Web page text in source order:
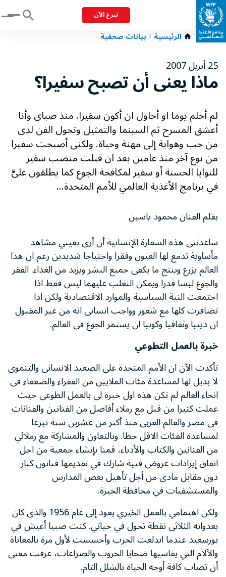
تبرع الآن Menu
الرئيسية بيانات صحفية
25 أبريل 2007
ماذا يعنى أن تصبح سفيرا؟
لم أحلم يوما او أحاول ان أكون سفيرا. منذ صباى وأنا
أعشق المسرح ثم السينما والتمثيل وتحول الفن لدى
من حب وهواية إلى مهنة وحياة. ولكنى أصبحت سفيرا
من نوع آخر منذ عامين بعد ان قبلت منصب سفير
للنوايا الحسنة أو سفير لمكافحة الجوع كما يطلقون علىَّ
في برنامج الأغذية العالمي للأمم المتحدة...
بقلم الفنان محمود ياسين
ساعدتنى هذه السفارة الإنسانية أن أرى بعيني مشاهد
مأساوية تدمع لها العيون وفقرا واحتياجا شديدين رغم ان هذا
العالم يزرع وينتج ما يكفى جميع البشر ويزيد من الغذاء. الفقر
والجوع ليسا قدرا ويمكن التغلب عليهما ليس فقط اذا
اجتمعت النية السياسية والموارد الاقتصادية ولكن اذا
تضافرت كلها مع شعور وواجب انسانى انه من غير المقبول
ان دينيا وثقافيا وكونيا ان يستمر الجوع فى العالم.
خبرة بالعمل التطوعي
تأكدت الآن ان الأمم المتحدة على الصعيد الانسانى والتنموى
لا بديل لها لمساعدة مئات الملايين من الفقراء والضعفاء فى
انحاء العالم لم تكن هذه اول خبرة لى بالعمل الطوعى حيث
عملت كثيرا من قبل مع زملاء أفاضل من الفنانين والفنانات
فى مصر والعالم العربى منذ أكثر من عشرين سنة تبرعا
لمساعدة الفئات الاقل حظا. وبالتعاون والمشاركة مع زملائي
من الفنانين والكتاب والأدباء، قمنا بإنشاء جمعية من اجل
انفاق إيرادات عروض فنية شارك في تقديمها فنانون كبار
دون مقابل مادى من أجل تأهيل بعض المدارس
والمستشفيات في محافظة الجيزة.
ولكن اهتمامي بالعمل الخيري يعود إلى عام 1956 والذى كان
بعدوانه الثلاثى نقطة تحول في حياتي. كنت صبيا أعيش في
بورسعيد عندما اندلعت الحرب وأحسست لأول مرة بالمعاناة
والآلام التي يقاسيها ضحايا الحروب والصراعات، عرفت معنى
أن تصاب كافة أوجه الحياة بالشلل التام.